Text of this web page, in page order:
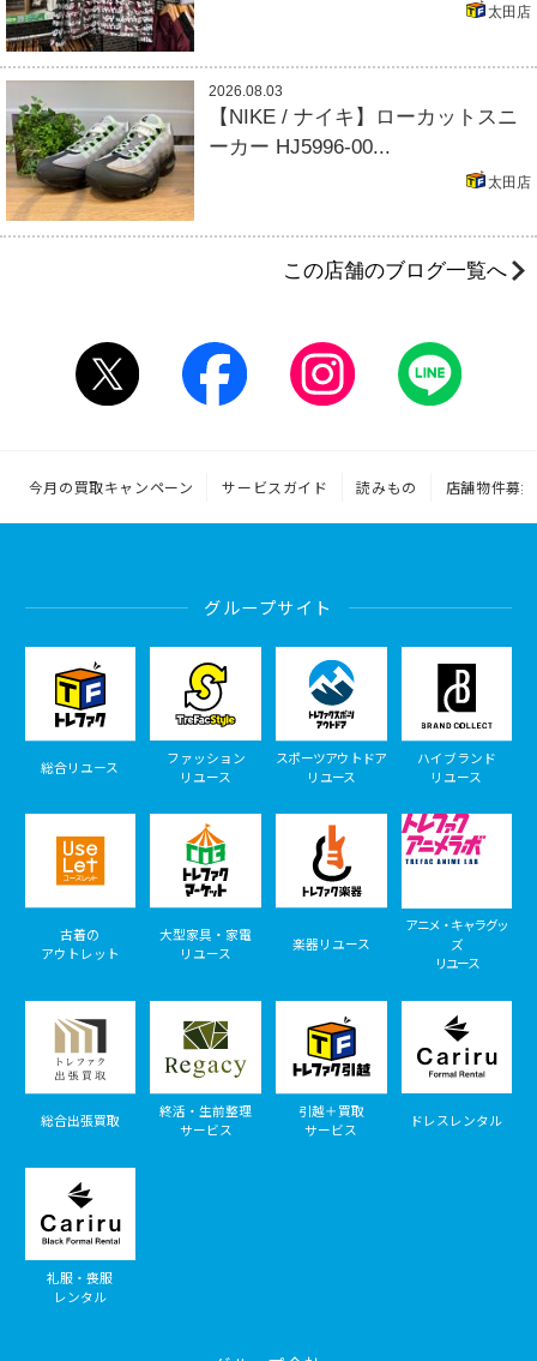
太田店
2026.08.03
【NIKE / ナイキ】ローカットスニ
ーカー HJ5996-00...
太田店
この店舗のブログ一覧へ
今月の買取キャンペーン サービスガイド 読みもの 店舗物件募集
グループサイト
総合リユース
ファッション
リユース
スポーツアウトドア
リユース
ハイブランド
リユース
古着の
アウトレット
大型家具・家電
リユース
楽器リユース
アニメ・キャラグッ
ズ
リユース
総合出張買取
終活・生前整理
サービス
引越＋買取
サービス
ドレスレンタル
礼服・喪服
レンタル